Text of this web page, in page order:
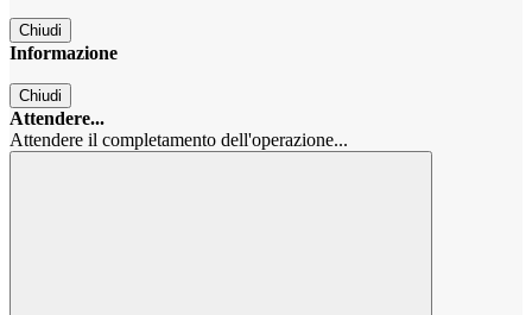
Chiudi
Informazione
Chiudi
Attendere...
Attendere il completamento dell'operazione...